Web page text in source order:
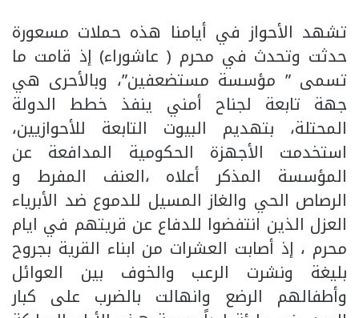
تشهد الأحواز في أيامنا هذه حملات مسعورة
حدثت وتحدث في محرم ( عاشوراء) إذ قامت ما
تسمى ” مؤسسة مستضعفين”، وبالأحرى هي
جهة تابعة لجناح أمني ينفذ خطط الدولة
المحتلة، بتهديم البيوت التابعة للأحوازيين،
استخدمت الأجهزة الحكومية المدافعة عن
المؤسسة المذكر أعلاه ،العنف المفرط و
الرصاص الحي والغاز المسيل للدموع ضد الأبرياء
العزل الذين انتفضوا للدفاع عن قريتهم في ايام
محرم ، إذ أصابت العشرات من ابناء القرية بجروح
بليغة ونشرت الرعب والخوف بين العوائل
وأطفالهم الرضع وانهالت بالضرب على كبار